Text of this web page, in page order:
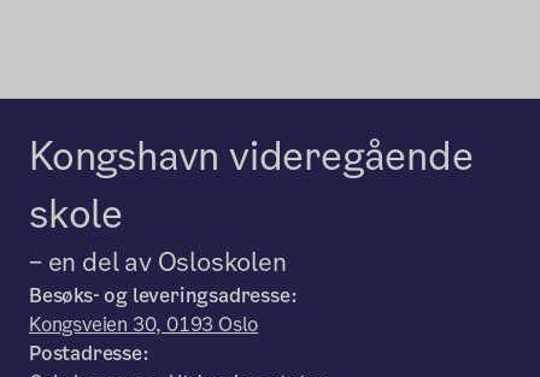
Kongshavn videregående
skole
– en del av Osloskolen
Besøks- og leveringsadresse:
Kongsveien 30, 0193 Oslo
Postadresse: